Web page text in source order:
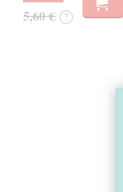
5,60 € ?